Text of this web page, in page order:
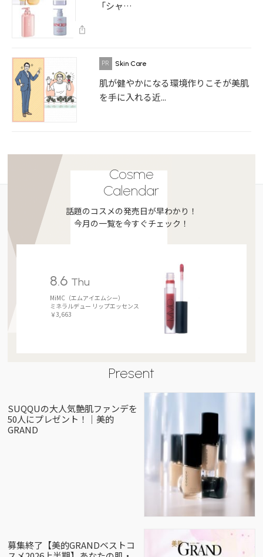
「シャ…
Skin Care
肌が健やかになる環境作りこそが美肌
を手に入れる近...
Cosme
Calendar
話題のコスメの発売日が早わかり！
今月の一覧を今すぐチェック！
8.6 Thu
MiMC（エムアイエムシー）
ミネラルデュー リップエッセンス
￥3,663
Present
SUQQUの大人気艶肌ファンデを
50人にプレゼント！｜美的
GRAND
募集終了【美的GRANDベストコ